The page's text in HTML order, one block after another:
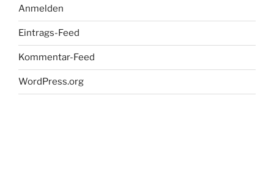
Anmelden
Eintrags-Feed
Kommentar-Feed
WordPress.org